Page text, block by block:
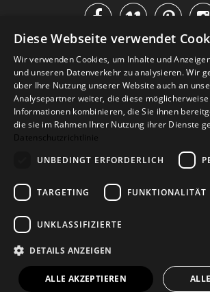

IM KATALOG BLÄTTERN
Versand Zahlarten
Widerrufsformular
© 2026Baltic Design Shop. Baltic
Diese Webseite verwendet
Wir verwenden Cookies, um Inhalte und
und unseren Datenverkehr zu analysieren. Wir
über Ihre Nutzung unserer Website auch an
Analysepartner weiter, die diese
Informationen kombinieren, die Sie ihnen
die sie im Rahmen Ihrer Nutzung ihrer Dienste
Datenschutzrichtlinie
UNBEDINGT ERFORDERLICH
TARGETING FUNKTIONALITÄT
UNKLASSIFIZIERTE
DETAILS ANZEIGEN
ALLE AKZEPTIEREN